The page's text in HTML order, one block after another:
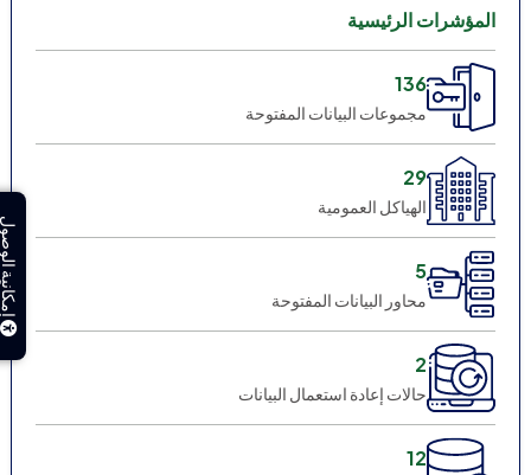
المؤشرات الرئيسية
136
مجموعات البيانات المفتوحة
29
الهياكل العمومية
5
محاور البيانات المفتوحة
2
حالات إعادة استعمال البيانات
12
إمكانية الوصول